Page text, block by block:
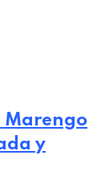
Marengo
y